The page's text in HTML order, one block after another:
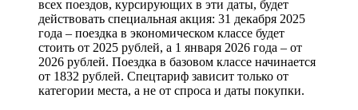
всех поездов, курсирующих в эти даты, будет
действовать специальная акция: 31 декабря 2025
года – поездка в экономическом классе будет
стоить от 2025 рублей, а 1 января 2026 года – от
2026 рублей. Поездка в базовом классе начинается
от 1832 рублей. Спецтариф зависит только от
категории места, а не от спроса и даты покупки.